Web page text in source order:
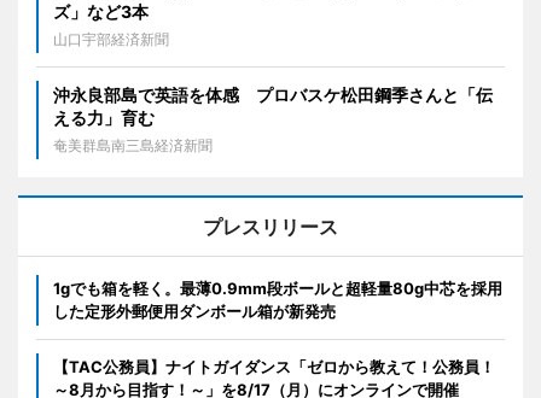
ズ」など3本
山口宇部経済新聞
沖永良部島で英語を体感 プロバスケ松田鋼季さんと「伝
える力」育む
奄美群島南三島経済新聞
プレスリリース
1gでも箱を軽く。最薄0.9mm段ボールと超軽量80g中芯を採用
した定形外郵便用ダンボール箱が新発売
【TAC公務員】ナイトガイダンス「ゼロから教えて！公務員！
～8月から目指す！～」を8/17（月）にオンラインで開催